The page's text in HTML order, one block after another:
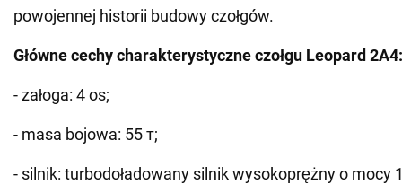
powojennej historii budowy czołgów.
Główne cechy charakterystyczne czołgu Leopard 2A4:
- załoga: 4 os;
- masa bojowa: 55 т;
- silnik: turbodoładowany silnik wysokoprężny o mocy